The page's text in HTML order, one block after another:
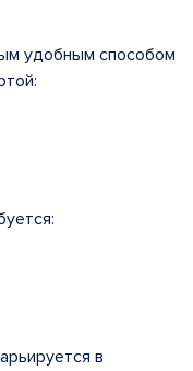
удобным способом
в